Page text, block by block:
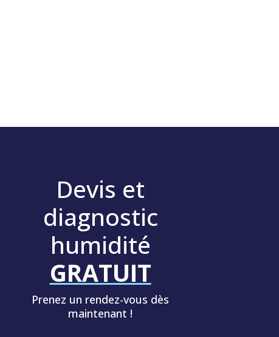
Devis et
diagnostic
humidité
GRATUIT
Prenez un rendez-vous dès
maintenant !